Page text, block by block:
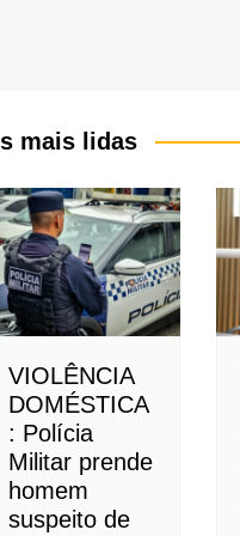
mais lidas
VIOLÊNCIA
DOMÉSTICA
: Polícia
Militar prende
homem
suspeito de